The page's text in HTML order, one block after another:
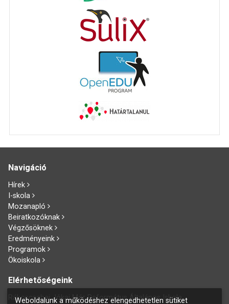
Navigáció
Hírek
I-skola
Mozanapló
Beiratkozóknak
Végzősöknek
Eredményeink
Programok
Ökoiskola
Elérhetőségeink
Rákoscsabai Jókai Mór Református Általános Iskola
Weboldalunk a működéshez elengedhetetlen sütiket